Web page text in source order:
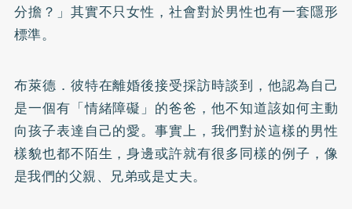
分擔？」其實不只女性，社會對於男性也有一套隱形
標準。
布萊德．彼特在離婚後接受採訪時談到，他認為自己
是一個有「情緒障礙」的爸爸，他不知道該如何主動
向孩子表達自己的愛。事實上，我們對於這樣的男性
樣貌也都不陌生，身邊或許就有很多同樣的例子，像
是我們的父親、兄弟或是丈夫。